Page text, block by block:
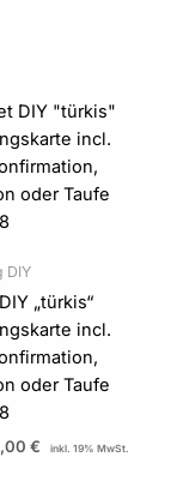
DIY
„türkis“
incl.
oder Taufe
€
Preisspanne:
2,40 €
bis
72,00 €
inkl. 19% MwSt.